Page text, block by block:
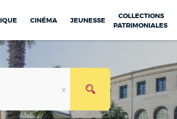
CINÉMA JEUNESSE
COLLECTIONS
PATRIMONIALES